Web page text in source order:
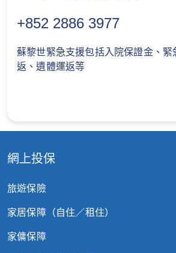
+852 2886 3977
蘇黎世緊急支援包括入院保證金、緊
返、遺體運返等
網上投保
旅遊保險
家居保障（自住／租住）
家傭保障